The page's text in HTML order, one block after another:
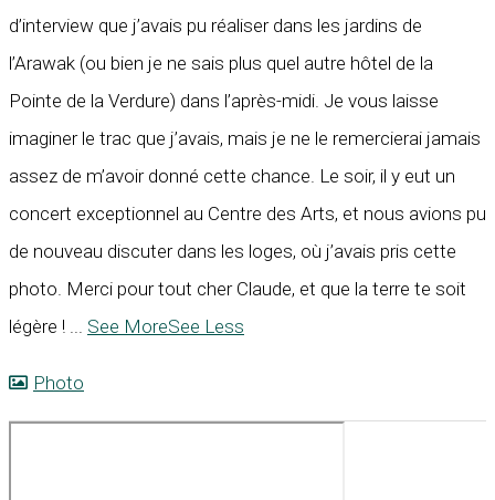
d’interview que j’avais pu réaliser dans les jardins de
l’Arawak (ou bien je ne sais plus quel autre hôtel de la
Pointe de la Verdure) dans l’après-midi. Je vous laisse
imaginer le trac que j’avais, mais je ne le remercierai jamais
assez de m’avoir donné cette chance. Le soir, il y eut un
concert exceptionnel au Centre des Arts, et nous avions pu
de nouveau discuter dans les loges, où j’avais pris cette
photo. Merci pour tout cher Claude, et que la terre te soit
légère !
See MoreSee Less
Photo